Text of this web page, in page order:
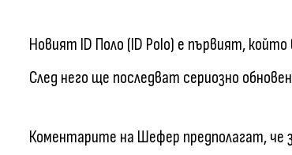
Новият ID Поло (ID Polo) е първият,
След него ще последват сериозно
Коментарите на Шефер предполагат, че